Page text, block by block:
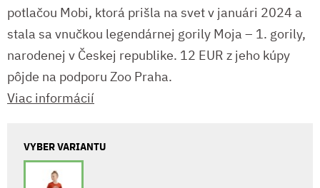
potlačou Mobi, ktorá prišla na svet v januári 2024 a
stala sa vnučkou legendárnej gorily Moja – 1. gorily,
narodenej v Českej republike. 12 EUR z jeho kúpy
pôjde na podporu Zoo Praha.
Viac informácií
VYBER VARIANTU